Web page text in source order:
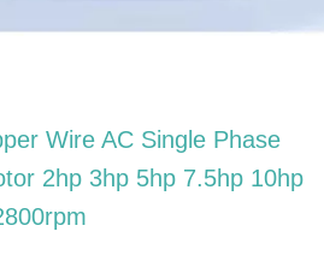
Wire AC Single Phase
2hp 3hp 5hp 7.5hp 10hp